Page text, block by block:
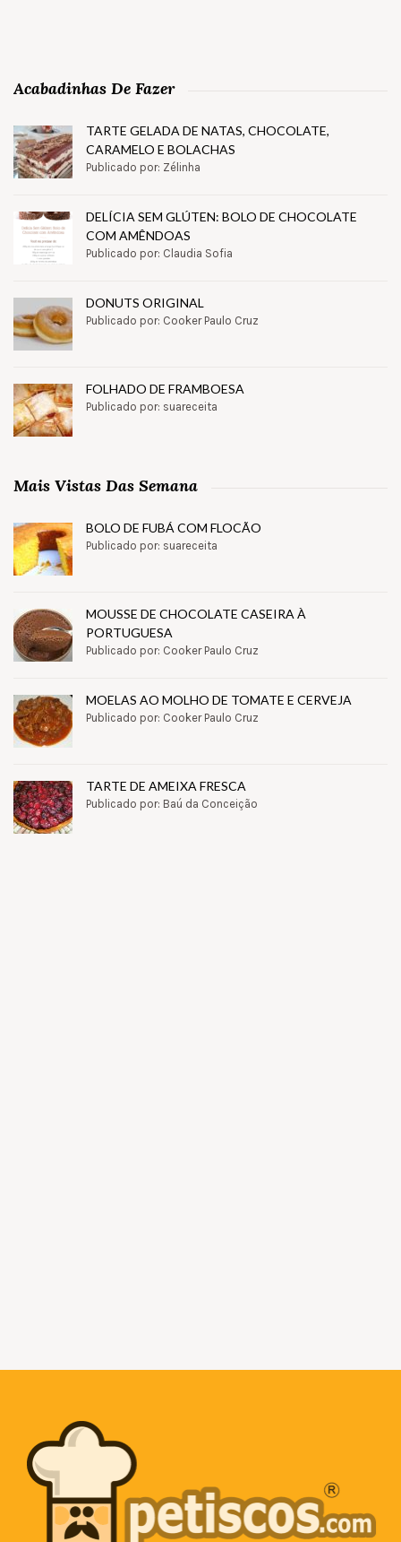
Acabadinhas De Fazer
TARTE GELADA DE NATAS, CHOCOLATE,
CARAMELO E BOLACHAS
Publicado por: Zélinha
DELÍCIA SEM GLÚTEN: BOLO DE CHOCOLATE
COM AMÊNDOAS
Publicado por: Claudia Sofia
DONUTS ORIGINAL
Publicado por: Cooker Paulo Cruz
FOLHADO DE FRAMBOESA
Publicado por: suareceita
Mais Vistas Das Semana
BOLO DE FUBÁ COM FLOCÃO
Publicado por: suareceita
MOUSSE DE CHOCOLATE CASEIRA À
PORTUGUESA
Publicado por: Cooker Paulo Cruz
MOELAS AO MOLHO DE TOMATE E CERVEJA
Publicado por: Cooker Paulo Cruz
TARTE DE AMEIXA FRESCA
Publicado por: Baú da Conceição